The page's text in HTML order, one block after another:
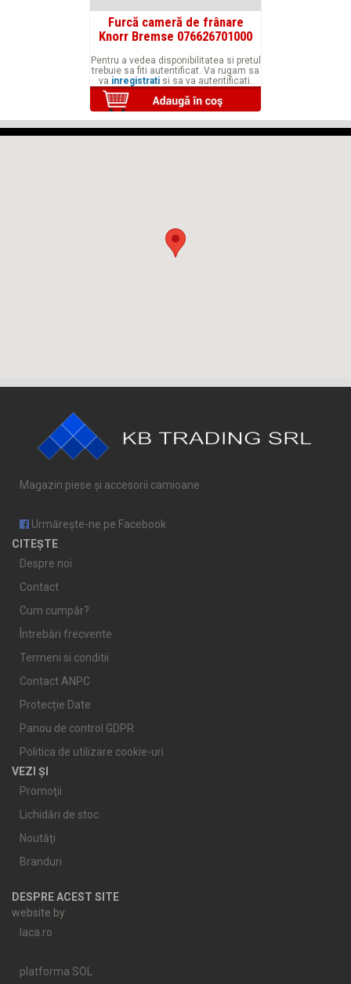
Furcă cameră de frânare
Knorr Bremse 076626701000
Pentru a vedea disponibilitatea si pretul
trebuie sa fiti autentificat. Va rugam sa
va inregistrati si sa va autentificati.
Magazin piese și accesorii camioane
Urmărește-ne pe Facebook
CITEȘTE
Despre noi
Contact
Cum cumpăr?
Întrebări frecvente
Termeni si conditii
Contact ANPC
Protecție Date
Panou de control GDPR
Politica de utilizare cookie-uri
VEZI ȘI
Promoţii
Lichidări de stoc
Noutăţi
Branduri
DESPRE ACEST SITE
website by
laca.ro
platforma SOL